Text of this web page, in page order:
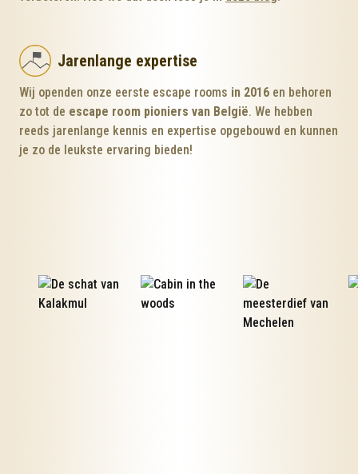
Jarenlange expertise
Wij openden onze eerste escape rooms in 2016 en behoren
zo tot de escape room pioniers van België. We hebben
reeds jarenlange kennis en expertise opgebouwd en kunnen
je zo de leukste ervaring bieden!